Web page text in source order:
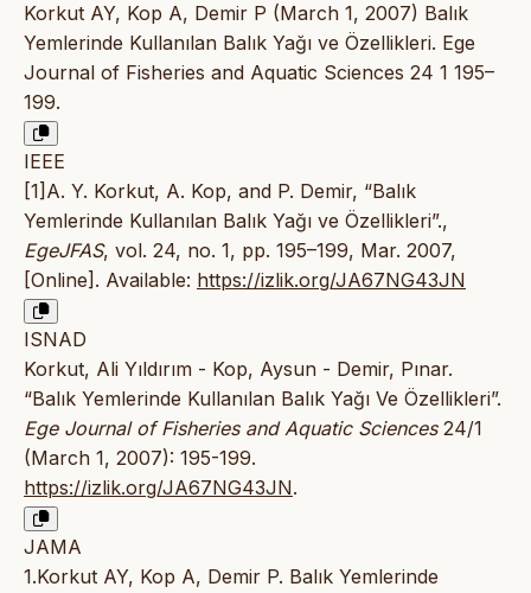
Korkut AY, Kop A, Demir P (March 1, 2007) Balık
Yemlerinde Kullanılan Balık Yağı ve Özellikleri. Ege
Journal of Fisheries and Aquatic Sciences 24 1 195–
199.
IEEE
[1]A. Y. Korkut, A. Kop, and P. Demir, “Balık
Yemlerinde Kullanılan Balık Yağı ve Özellikleri”.,
EgeJFAS, vol. 24, no. 1, pp. 195–199, Mar. 2007,
[Online]. Available: https://izlik.org/JA67NG43JN
ISNAD
Korkut, Ali Yıldırım - Kop, Aysun - Demir, Pınar.
“Balık Yemlerinde Kullanılan Balık Yağı Ve Özellikleri”.
Ege Journal of Fisheries and Aquatic Sciences24/1
(March 1, 2007): 195-199.
https://izlik.org/JA67NG43JN.
JAMA
1.Korkut AY, Kop A, Demir P. Balık Yemlerinde